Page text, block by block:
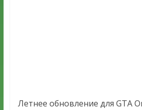
Летнее обновление для GTA